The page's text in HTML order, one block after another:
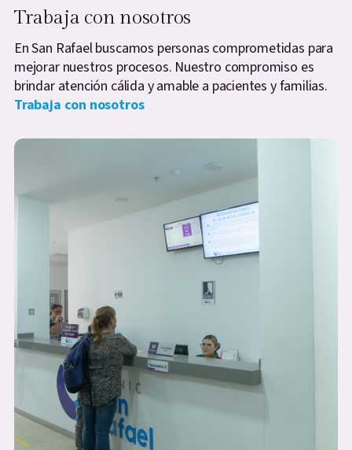
Trabaja con nosotros
En San Rafael buscamos personas comprometidas para
mejorar nuestros procesos. Nuestro compromiso es
brindar atención cálida y amable a pacientes y familias.
Trabaja con nosotros